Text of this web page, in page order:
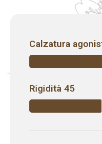
Calzatura
Rigidità 45